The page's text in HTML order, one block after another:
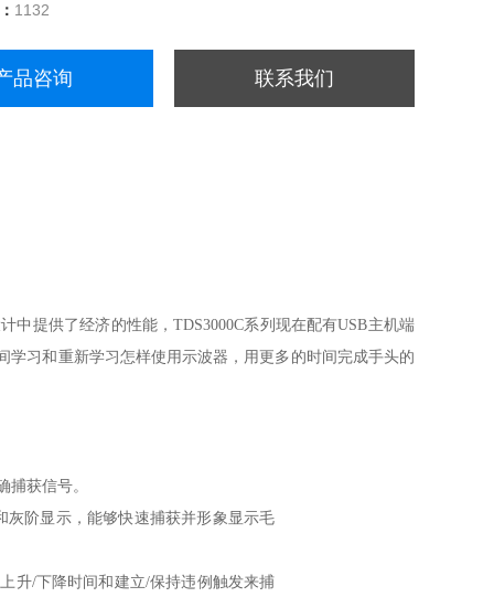
1132
品咨询 联系我们
提供了经济的性能，TDS3000C系列现在配有USB主机端
习和重新学习怎样使用示波器，用更多的时间完成手头的
捕获信号。
灰阶显示，能够快速捕获并形象显示毛
升/下降时间和建立/保持违例触发来捕